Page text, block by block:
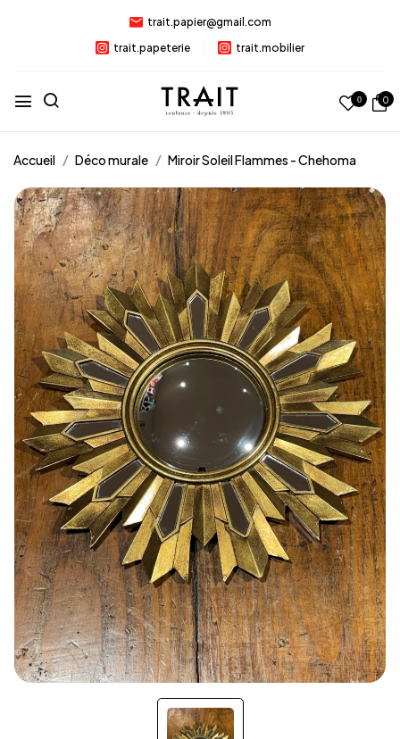
trait.papier@gmail.com
trait.papeterie
trait.mobilier
0 0
Accueil Déco murale Miroir Soleil Flammes - Chehoma